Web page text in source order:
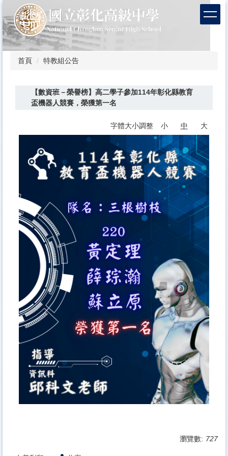
到
主
要
內
首頁 特教組公告
【數資班－榮譽榜】高二學子參加114年彰化縣教育
盃機器人競賽，榮獲第一名
字體大小調整 小 中 大
瀏覽數: 727